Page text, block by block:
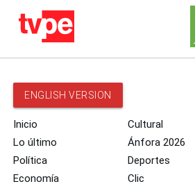
ENGLISH VERSION
Inicio
Lo último
Política
Economía
Cultural
Ánfora 2026
Deportes
Clic